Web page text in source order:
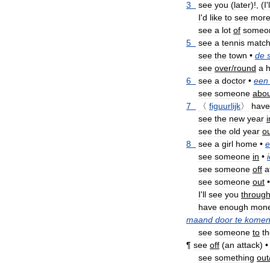
3 see you (later)!, (I'
I'd like to see more
see a lot of
5
see a tennis match
see the town • de
see over/round a
6
see a doctor • een
see someone
7
〈 figuurlijk〉
have
see the new year
see the old year
8
see a girl home •
see someone in •
see someone off
see someone out •
I'll see you through
have enough
maand door te komen
see someone to
¶ see off (an attack) •
see something out